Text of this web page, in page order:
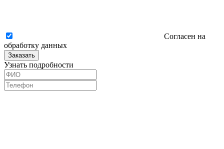
Согласен на
обработку данных
Заказать
Узнать подробности